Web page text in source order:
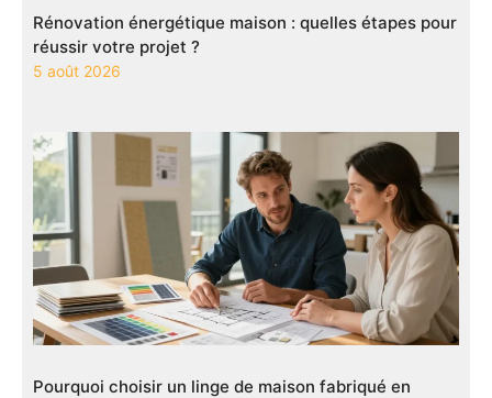
Rénovation énergétique maison : quelles étapes pour
réussir votre projet ?
5 août 2026
Pourquoi choisir un linge de maison fabriqué en